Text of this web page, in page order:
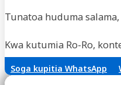
Tunatoa huduma
Kwa kutumia Ro-Ro,
Soga kupitia WhatsApp